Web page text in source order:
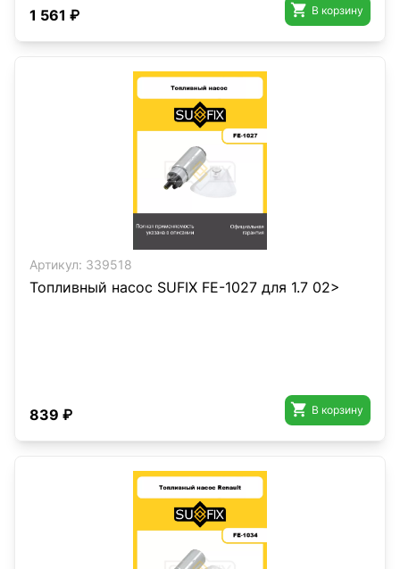
1 561 ₽  В корзину
Артикул: 339518
Топливный насос SUFIX FE-1027 для 1.7 02>
839 ₽  В корзину